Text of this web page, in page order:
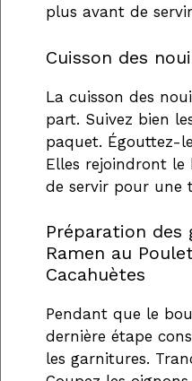
plus avant de
Cuisson des
La cuisson des
part. Suivez bien
paquet. Égouttez-
Elles rejoindront
de servir pour une
Préparation
Ramen au
Cacahuètes
Pendant que le
dernière étape
les garnitures.